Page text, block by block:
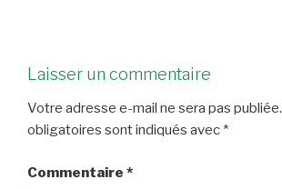
Laisser un commentaire
Votre adresse e-mail ne sera pas publiée.
obligatoires sont indiqués avec *
Commentaire *